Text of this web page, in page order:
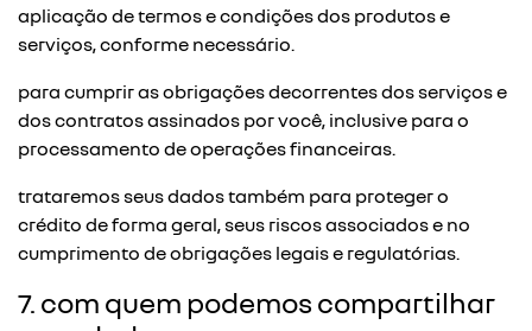
aplicação de termos e condições dos produtos e
serviços, conforme necessário.
para cumprir as obrigações decorrentes dos serviços e
dos contratos assinados por você, inclusive para o
processamento de operações financeiras.
trataremos seus dados também para proteger o
crédito de forma geral, seus riscos associados e no
cumprimento de obrigações legais e regulatórias.
7. com quem podemos compartilhar